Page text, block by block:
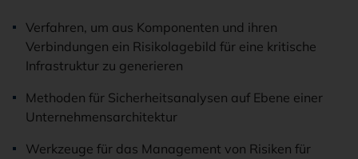
Verfahren, um aus Komponenten und ihren
Verbindungen ein Risikolagebild für eine kritische
Infrastruktur zu generieren
Methoden für Sicherheitsanalysen auf Ebene einer
Unternehmensarchitektur
Werkzeuge für das Management von Risiken für